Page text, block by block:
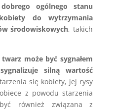
ogólnego stanu
do wytrzymania
środowiskowych, takich
twarz może być sygnałem
silną wartość
się kobiety, jej rysy
z powodu starzenia
również związana z